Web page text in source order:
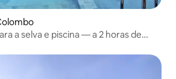
a selva e piscina — a 2 horas de